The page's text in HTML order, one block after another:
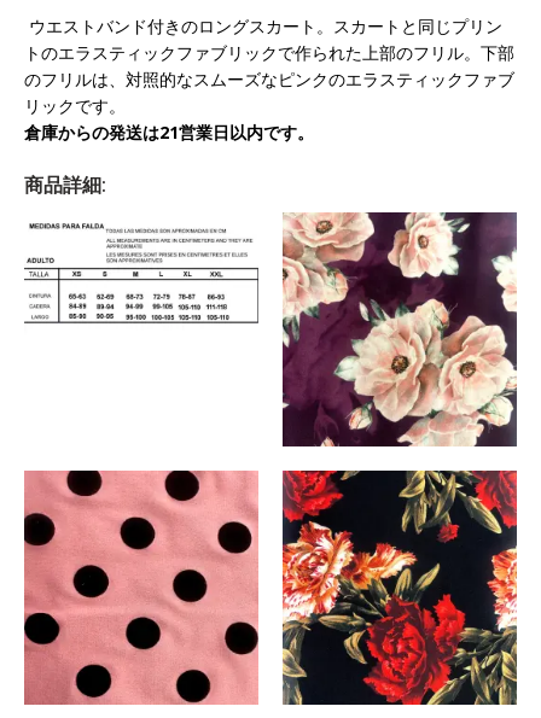
ウエストバンド付きのロングスカート。スカートと同じプリン
トのエラスティックファブリックで作られた上部のフリル。下部
のフリルは、対照的なスムーズなピンクのエラスティックファブ
リックです。
倉庫からの発送は21営業日以内です。
商品詳細: